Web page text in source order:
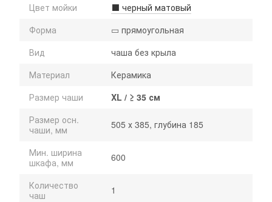
Цвет мойки
⬛ черный матовый
Форма
▭ прямоугольная
Вид
чаша без крыла
Материал
Керамика
Размер чаши
XL / ≥ 35 см
Размер осн.
чаши, мм
505 х 385, глубина 185
Мин. ширина
шкафа, мм
600
Количество
чаш
1